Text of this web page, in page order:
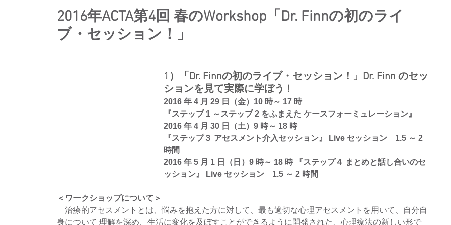
2016年ACTA第4回 春のWorkshop「Dr. Finnの初のライ
ブ・セッション！」
1）「Dr. Finnの初のライブ・セッション！」Dr. Finn のセッ
ションを見て実際に学ぼう !
​2016 年 4 月 29 日（金）10 時～ 17 時
『ステップ 1 ～ステップ 2 をふまえた ケースフォーミュレーション』
2016 年 4 月 30 日（土）9 時～ 18 時
『ステップ３ アセスメント介入セッション』 Live セッション　1.5 ～ 2
時間
2016 年 5 月 1 日（日）9 時～ 18 時 『ステップ４ まとめと話し合いのセ
ッション』 Live セッション　1.5 ～ 2 時間
＜ワークショップについて＞
治療的アセスメントとは、悩みを抱えた方に対して、最も適切な心理アセスメントを用いて、自分自
身について 理解を深め、生活に変化を及ぼすことができるように開発された、心理療法の新しい形で